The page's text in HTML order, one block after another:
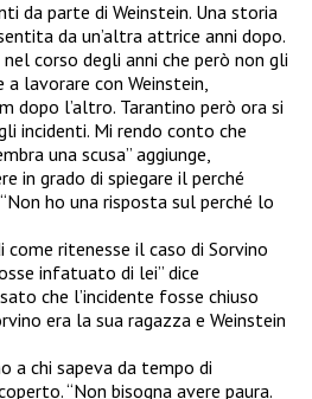
da parte di Weinstein. Una storia
da un’altra attrice anni dopo.
corso degli anni che però non gli
lavorare con Weinstein,
dopo l’altro. Tarantino però ora si
incidenti. Mi rendo conto che
una scusa” aggiunge,
in grado di spiegare il perché
ho una risposta sul perché lo
come ritenesse il caso di Sorvino
infatuato di lei” dice
che l’incidente fosse chiuso
era la sua ragazza e Weinstein
a chi sapeva da tempo di
“Non bisogna avere paura.